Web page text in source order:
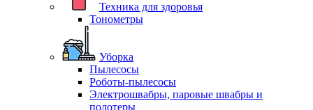
Техника для здоровья
Тонометры
Уборка
Пылесосы
Роботы-пылесосы
Электрошвабры, паровые швабры и
полотеры